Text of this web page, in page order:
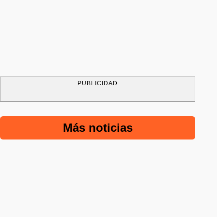
PUBLICIDAD
Más noticias